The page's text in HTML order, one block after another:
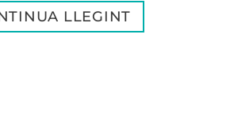
LLEGINT